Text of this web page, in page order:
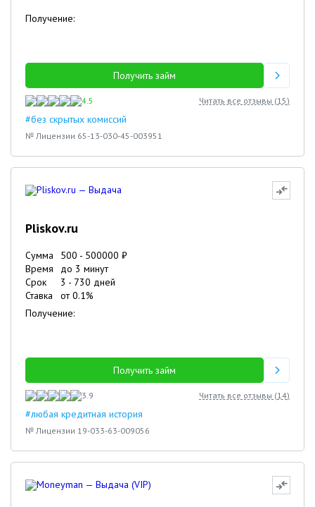
Pliskov.ru
Сумма 500 - 500000 ₽
Время
до 3 минут
Срок
3 - 730 дней
Ставка
от0.1%
Получение:
Получить займ
3.9 Читать все отзывы (14)
#любая кредитная история
№ Лицензии 19-033-63-009056
Получение:
Получить займ
4.5 Читать все отзывы (15)
#без скрытых комиссий
№ Лицензии 65-13-030-45-003951